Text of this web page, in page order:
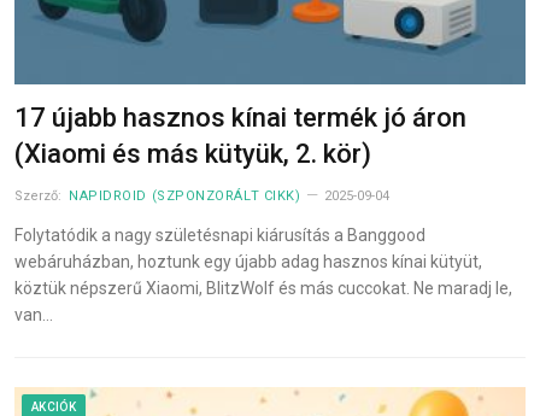
17 újabb hasznos kínai termék jó áron
(Xiaomi és más kütyük, 2. kör)
Szerző: NAPIDROID (SZPONZORÁLT CIKK) 2025-09-04
Folytatódik a nagy születésnapi kiárusítás a Banggood
webáruházban, hoztunk egy újabb adag hasznos kínai kütyüt,
köztük népszerű Xiaomi, BlitzWolf és más cuccokat. Ne maradj le,
van…
AKCIÓK